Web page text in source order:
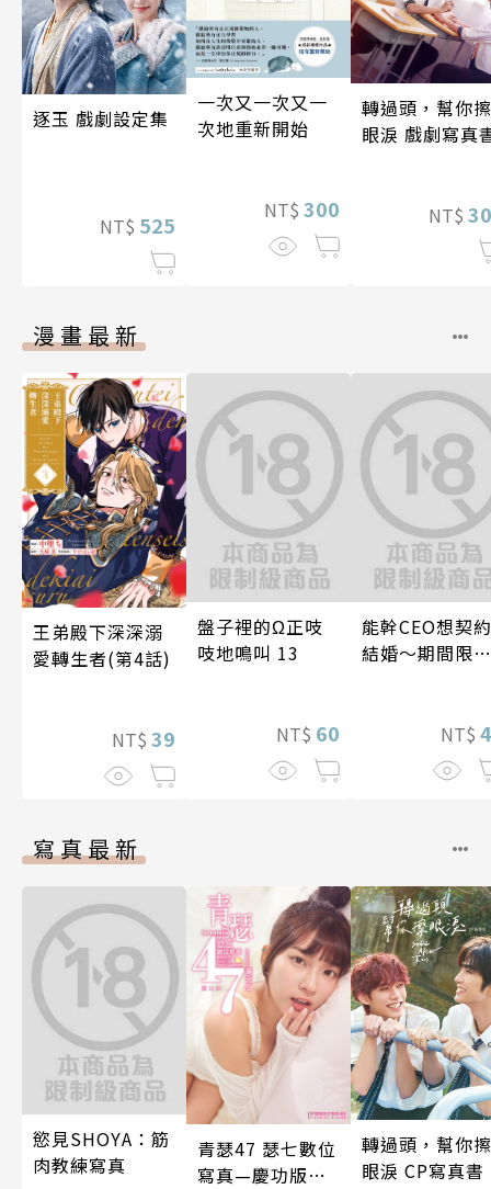
逐玉 戲劇設定集
NT$ 525
一次又一次又一
次地重新開始
NT$ 300
轉過頭，幫你擦
眼淚 戲劇寫真
NT$
漫畫最新
王弟殿下深深溺
愛轉生者(第4話)
NT$ 39
盤子裡的Ω正吱
吱地鳴叫 13
NT$ 60
能幹CEO想契約
結婚～期間限定
NT$
寫真最新
慾見SHOYA：筋
肉教練寫真
青瑟47 瑟七數位
寫真—慶功版
轉過頭，幫你擦
眼淚 CP寫真書